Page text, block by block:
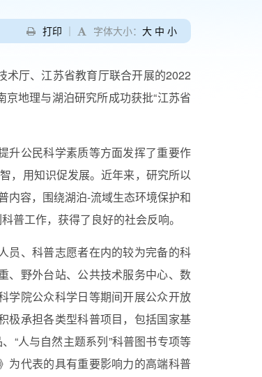
打印 ｜ 字体大小： 大 中 小
术厅、江苏省教育厅联合开展的2022
地理与湖泊研究所成功获批“江苏省
升公民科学素质等方面发挥了重要作
，用知识促发展。近年来，研究所以
内容，围绕湖泊-流域生态环境保护和
普工作，获得了良好的社会反响。
员、科普志愿者在内的较为完备的科
、野外台站、公共技术服务中心、数
学院公众科学日等期间开展公众开放
极承担各类型科普项目，包括国家基
“人与自然主题系列”科普图书专项等
为代表的具有重要影响力的高端科普